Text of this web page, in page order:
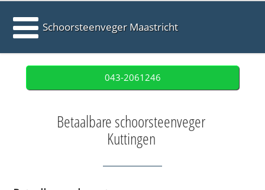
Schoorsteenveger Maastricht
043-2061246
Betaalbare schoorsteenveger
Kuttingen